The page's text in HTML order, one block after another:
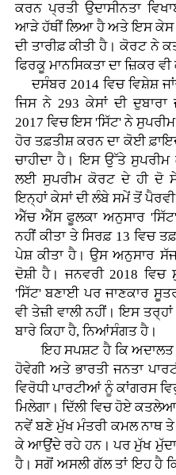
ਕਰਨ ਪ੍ਰਤੀ ਉਦਾਸੀਨਤਾ
ਆੜੇ ਹੱਥੀਂ ਲਿਆ ਹੈ ਅਤੇ ਇਸ ਕੇਸ
ਦੀ ਤਾਰੀਫ਼ ਕੀਤੀ ਹੈ। ਕੋਰਟ ਨੇ
ਫਿਰਕੂ ਮਾਨਸਿਕਤਾ ਦਾ ਜ਼ਿਕਰ ਵੀ
ਦਸੰਬਰ 2014 ਵਿਚ ਵਿਸ਼ੇਸ਼
ਜਿਸ ਨੇ 293 ਕੇਸਾਂ ਦੀ
2017 ਵਿਚ ਇਸ 'ਸਿੱਟ' ਨੇ
ਹੋਰ ਤਫ਼ਤੀਸ਼ ਕਰਨ ਦਾ ਕੋਈ
ਚਾਹੀਦਾ ਹੈ। ਇਸ ਉੱਤੇ ਸੁਪਰੀਮ
ਲਈ ਸੁਪਰੀਮ ਕੋਰਟ ਦੇ ਹੀ ਦੋ
ਇਨ੍ਹਾਂ ਕੇਸਾਂ ਦੀ ਲੰਬੇ ਸਮੇਂ ਤੋਂ
ਐੱਚ ਐੱਸ ਫੂਲਕਾ ਅਨੁਸਾਰ
ਨਹੀਂ ਕੀਤਾ ਤੇ ਸਿਰਫ਼ 13 ਵਿਚ
ਪੇਸ਼ ਕੀਤਾ ਹੈ। ਉਸ ਅਨੁਸਾਰ
ਦੋਸ਼ੀ ਹੈ। ਜਨਵਰੀ 2018 ਵਿਚ
'ਸਿੱਟ' ਬਣਾਈ ਪਰ ਜਾਣਕਾਰ
ਵੀ ਤੇਜ਼ੀ ਵਾਲੀ ਨਹੀਂ। ਇਸ
ਬਾਰੇ ਕਿਹਾ ਹੈ, ਨਿਆਂਸੰਗਤ ਹੈ।
ਇਹ ਸਪਸ਼ਟ ਹੈ ਕਿ ਅਦਾਲਤ
ਹੋਵੇਗੀ ਅਤੇ ਭਾਰਤੀ ਜਨਤਾ
ਵਿਰੋਧੀ ਪਾਰਟੀਆਂ ਨੂੰ ਕਾਂਗਰਸ
ਮਿਲੇਗਾ। ਦਿੱਲੀ ਵਿਚ ਹੋਏ
ਨਵੇਂ ਬਣੇ ਮੁੱਖ ਮੰਤਰੀ ਕਮਲ ਨਾਥ
ਕੇ ਆਉਂਦੇ ਰਹੇ ਹਨ। ਪਰ ਮੁੱਖ ਮੁੱਦਾ
ਹੈ। ਸਗੋਂ ਅਸਲੀ ਗੱਲ ਤਾਂ ਇਹ ਹੈ